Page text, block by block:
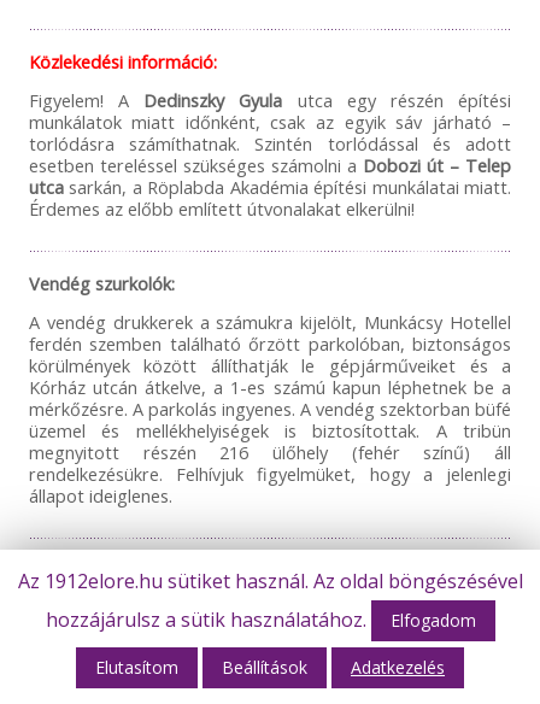
Közlekedési információ:
Figyelem! A Dedinszky Gyula utca egy részén építési
munkálatok miatt időnként, csak az egyik sáv járható –
torlódásra számíthatnak. Szintén torlódással és adott
esetben tereléssel szükséges számolni a Dobozi út – Telep
utcasarkán, a Röplabda Akadémia építési munkálatai miatt.
Érdemes az előbb említett útvonalakat elkerülni!
Vendég szurkolók:
A vendég drukkerek a számukra kijelölt, Munkácsy Hotellel
ferdén szemben található őrzött parkolóban, biztonságos
körülmények között állíthatják le gépjárműveiket és a
Kórház utcán átkelve, a 1-es számú kapun léphetnek be a
mérkőzésre. A parkolás ingyenes. A vendég szektorban büfé
üzemel és mellékhelyiségek is biztosítottak. A tribün
megnyitott részén 216 ülőhely (fehér színű) áll
rendelkezésükre. Felhívjuk figyelmüket, hogy a jelenlegi
állapot ideiglenes.
Térkép:
Az 1912elore.hu sütiket használ. Az oldal böngészésével
hozzájárulsz a sütik használatához.
Elfogadom
Elutasítom Beállítások Adatkezelés